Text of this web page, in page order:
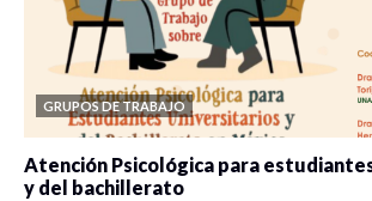
GRUPOS DE TRABAJO
Atención Psicológica para
y del bachillerato